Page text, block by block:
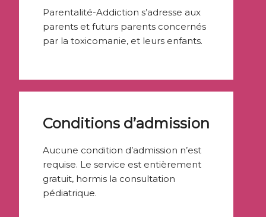
Parentalité-Addiction s’adresse aux
parents et futurs parents concernés
par la toxicomanie, et leurs enfants.
Conditions d’admission
Aucune condition d’admission n’est
requise. Le service est entièrement
gratuit, hormis la consultation
pédiatrique.